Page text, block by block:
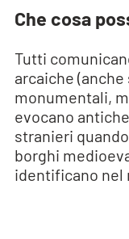
Che cosa
Tutti
arcaiche
monumentali,
evocano
stranieri
borghi
identificano nel